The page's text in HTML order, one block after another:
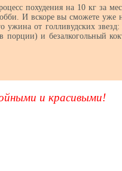
похудения на 10 кг за
И вскоре вы сможете уже
ужина от голливудских
и безалкогольный
и красивыми!